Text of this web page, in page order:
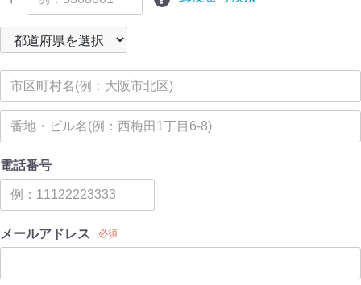
電話番号
メールアドレス 必須